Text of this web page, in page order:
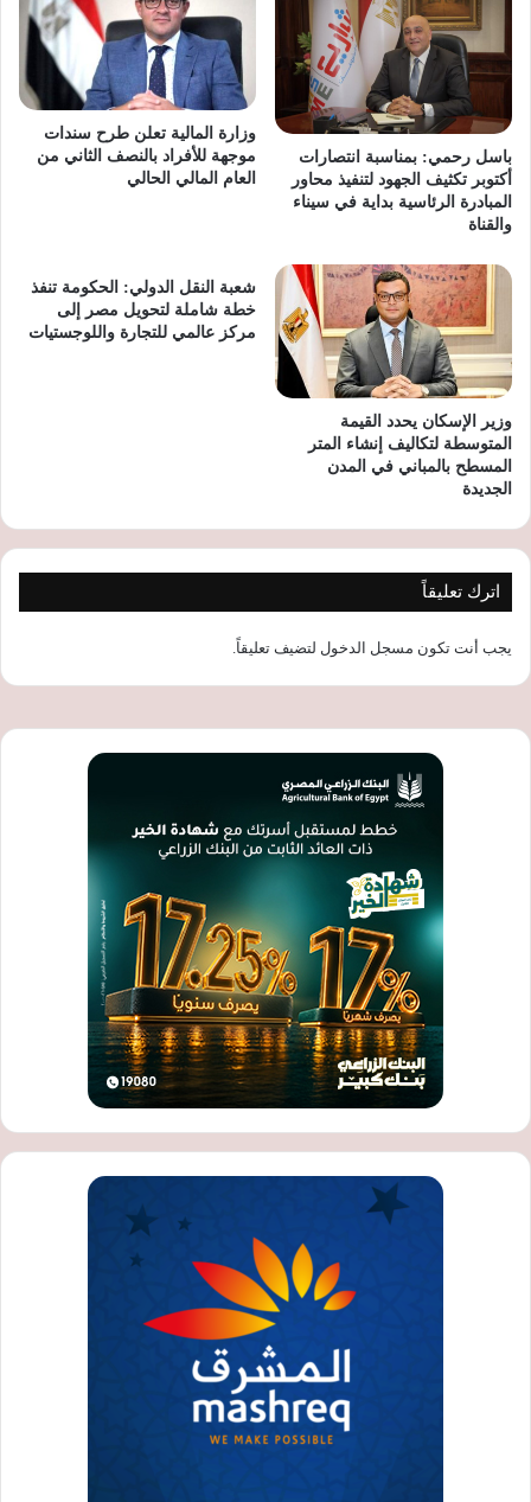
باسل رحمي: بمناسبة انتصارات
أكتوبر تكثيف الجهود لتنفيذ محاور
المبادرة الرئاسية بداية في سيناء
والقناة
وزارة المالية تعلن طرح سندات
موجهة للأفراد بالنصف الثاني من
العام المالي الحالي
وزير الإسكان يحدد القيمة
المتوسطة لتكاليف إنشاء المتر
المسطح بالمباني في المدن
الجديدة
شعبة النقل الدولي: الحكومة تنفذ
خطة شاملة لتحويل مصر إلى
مركز عالمي للتجارة واللوجستيات
اترك تعليقاً
يجب أنت تكون مسجل الدخول لتضيف تعليقاً.